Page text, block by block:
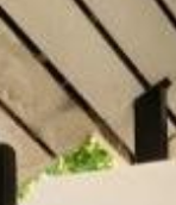
LAKE
PARTNERS